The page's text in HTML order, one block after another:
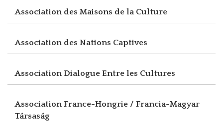
Association des Maisons de la Culture
Association des Nations Captives
Association Dialogue Entre les Cultures
Association France-Hongrie / Francia-Magyar
Társaság